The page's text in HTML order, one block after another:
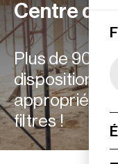
Centre de
Plus de 900
disposition :
appropriées
filtres !